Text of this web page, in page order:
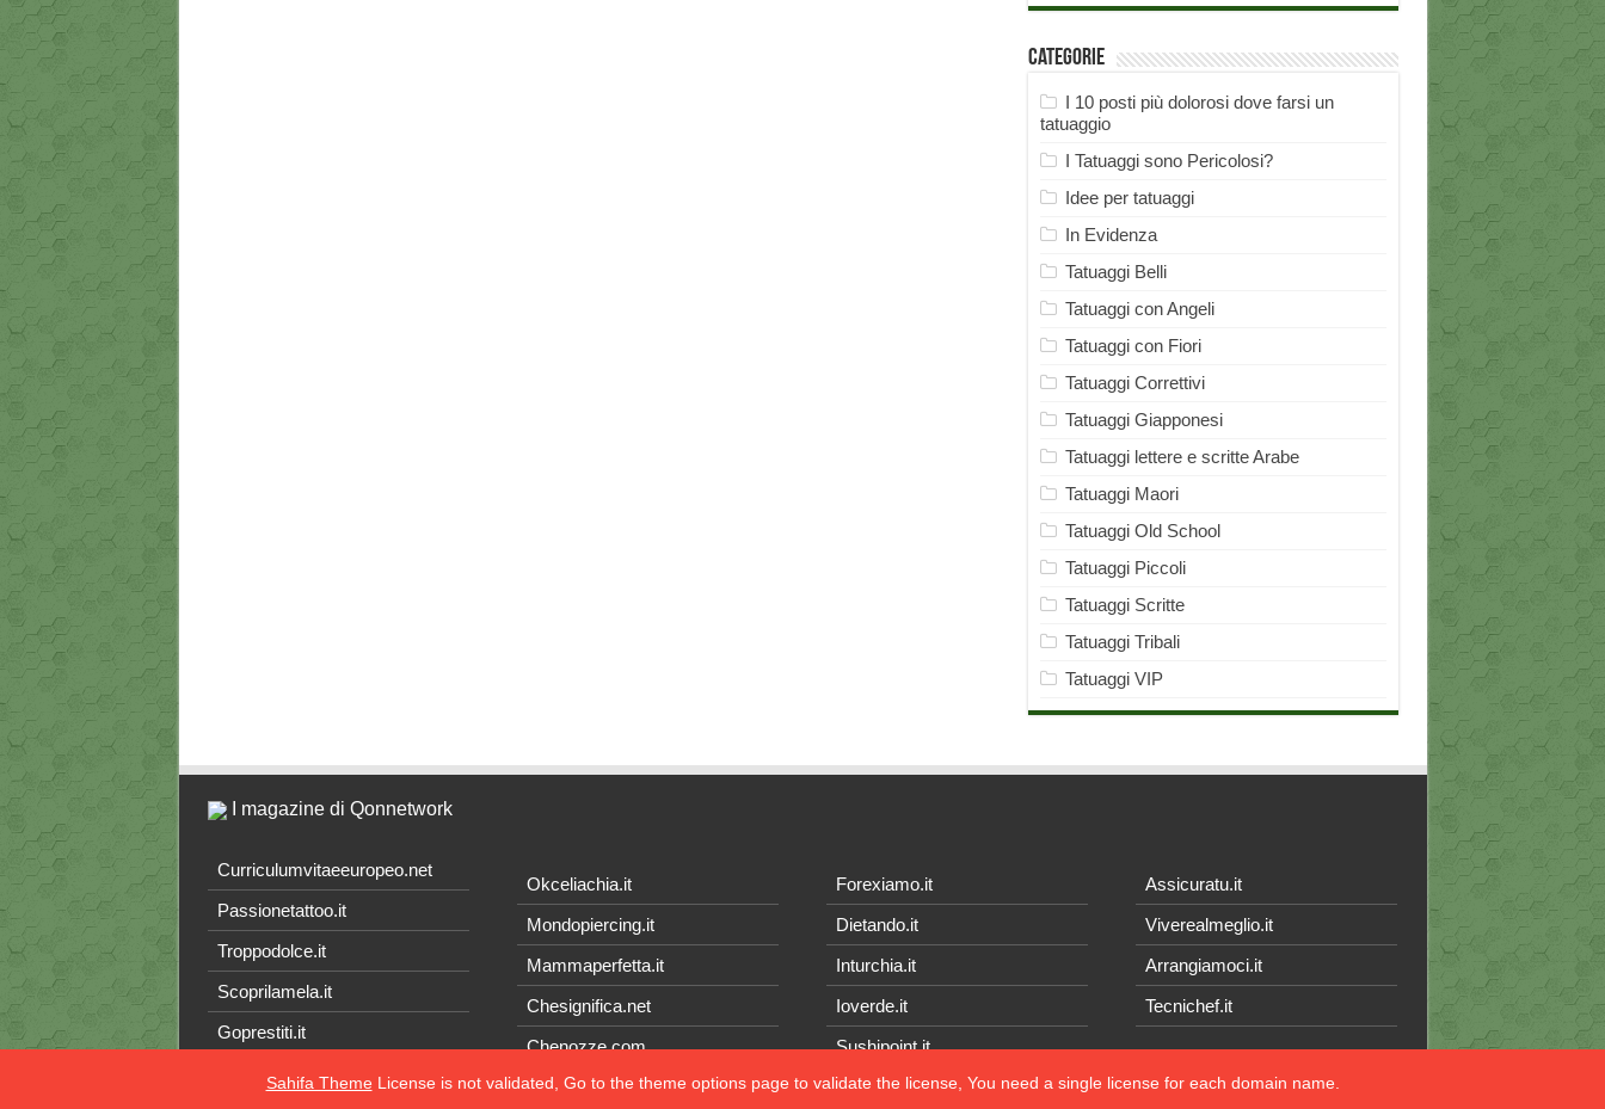
Categorie
I 10 posti più dolorosi dove farsi un
tatuaggio
I Tatuaggi sono Pericolosi?
Idee per tatuaggi
In Evidenza
Tatuaggi Belli
Tatuaggi con Angeli
Tatuaggi con Fiori
Tatuaggi Correttivi
Tatuaggi Giapponesi
Tatuaggi lettere e scritte Arabe
Tatuaggi Maori
Tatuaggi Old School
Tatuaggi Piccoli
Tatuaggi Scritte
Tatuaggi Tribali
Tatuaggi VIP
I magazine di Qonnetwork
Curriculumvitaeeuropeo.net
Passionetattoo.it
Troppodolce.it
Scoprilamela.it
Goprestiti.it
Okceliachia.it
Mondopiercing.it
Mammaperfetta.it
Chesignifica.net
Chenozze.com
Forexiamo.it
Dietando.it
Inturchia.it
Ioverde.it
Sushipoint.it
Assicuratu.it
Viverealmeglio.it
Arrangiamoci.it
Tecnichef.it
Sahifa ThemeLicense is not validated, Go to the theme options page to validate the license, You need a single license for each domain name.